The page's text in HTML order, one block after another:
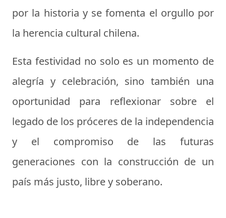
por la historia y se fomenta el orgullo por
la herencia cultural chilena.
Esta festividad no solo es un momento de
alegría y celebración, sino también una
oportunidad para reflexionar sobre el
legado de los próceres de la independencia
y el compromiso de las futuras
generaciones con la construcción de un
país más justo, libre y soberano.